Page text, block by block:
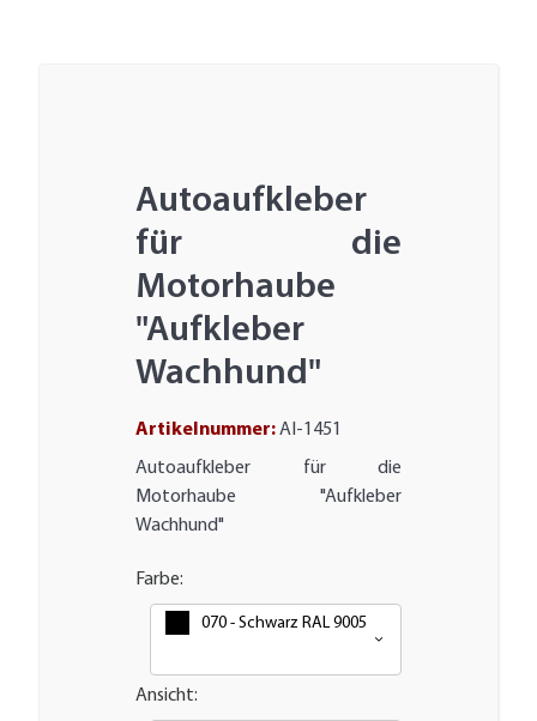
Autoaufkleber
für die
Motorhaube
"Aufkleber
Wachhund"
Artikelnummer:AI-1451
Autoaufkleber für die
Motorhaube "Aufkleber
Wachhund"
Farbe:
070 - Schwarz RAL 9005
Ansicht: